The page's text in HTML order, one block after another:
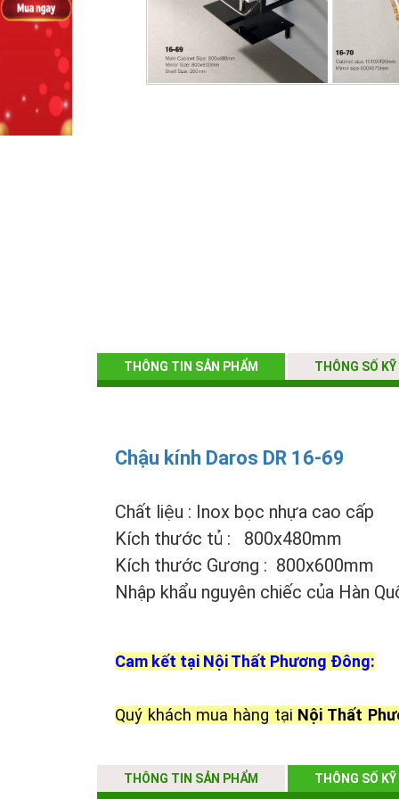
THÔNG TIN SẢN PHẨM THÔNG SỐ
Chậu kính Daros DR 16-69
Chất liệu : Inox bọc nhựa cao cấp
Kích thước tủ : 800x480mm
Kích thước Gương : 800x600mm
Nhập khẩu nguyên chiếc của Hàn
Cam kết tại Nội Thất Phương Đông:
Quý khách mua hàng tại Nội Thất
Đảm bảo hàng chính hãng 100%
THÔNG TIN SẢN PHẨM THÔNG SỐ